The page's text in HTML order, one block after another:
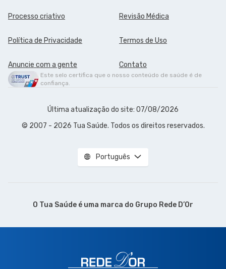
Processo criativo Revisão Médica
Política de Privacidade Termos de Uso
Anuncie com a gente Contato
Este selo certifica que o nosso conteúdo de saúde é de
confiança.
Última atualização do site: 07/08/2026
© 2007 - 2026 Tua Saúde. Todos os direitos reservados.
Português
O Tua Saúde é uma marca do Grupo Rede D’Or